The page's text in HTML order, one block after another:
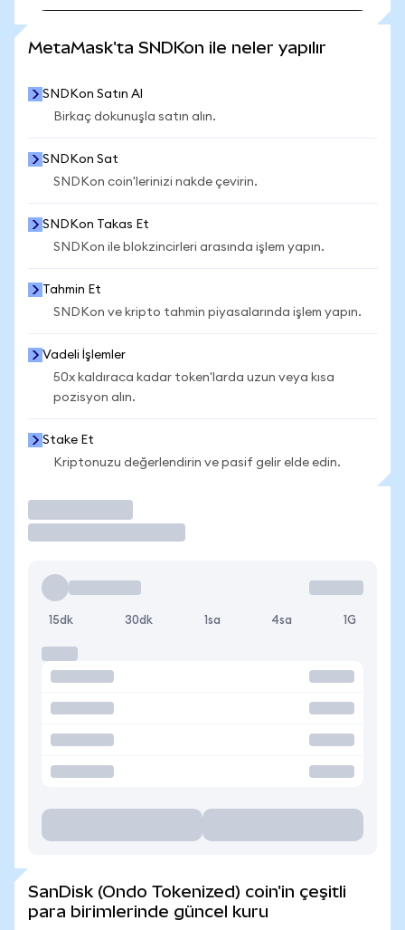
MetaMask'ta SNDKon ile neler yapılır
SNDKon Satın Al
Birkaç dokunuşla satın alın.
SNDKon Sat
SNDKon coin'lerinizi nakde çevirin.
SNDKon Takas Et
SNDKon ile blokzincirleri arasında işlem yapın.
Tahmin Et
SNDKon ve kripto tahmin piyasalarında işlem yapın.
Vadeli İşlemler
50x kaldıraca kadar token'larda uzun veya kısa
pozisyon alın.
Stake Et
Kriptonuzu değerlendirin ve pasif gelir elde edin.
15dk 30dk 1sa 4sa 1G
SanDisk (Ondo Tokenized) coin'in çeşitli
para birimlerinde güncel kuru